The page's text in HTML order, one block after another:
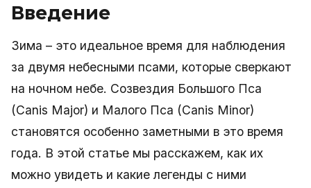
Введение
Зима – это идеальное время для наблюдения
за двумя небесными псами, которые сверкают
на ночном небе. Созвездия Большого Пса
(Canis Major) и Малого Пса (Canis Minor)
становятся особенно заметными в это время
года. В этой статье мы расскажем, как их
можно увидеть и какие легенды с ними